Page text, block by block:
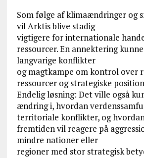
Som følge af klimaændringer og
vil Arktis blive stadig
vigtigere for internationale
ressourcer. En annektering
langvarige konflikter
og magtkampe om kontrol over
ressourcer og strategiske
Endelig løsning: Det ville også
ændring i, hvordan
territoriale konflikter, og
fremtiden vil reagere på
mindre nationer eller
regioner med stor strategisk